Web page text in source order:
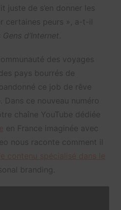
juste de s’en donner les
certaines peurs », a-t-il
Gens d’Internet
des voyages
pays bourrés de
ce job de rêve
Dans ce nouveau numéro
chaîne YouTube dédiée
en France imaginée avec
nous raconte comment il
branding.